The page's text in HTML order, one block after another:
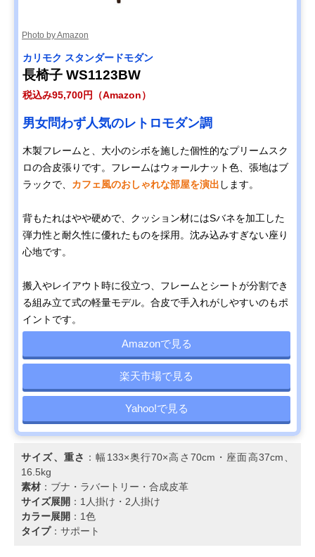
Amazonで見る
Amazonで見る
カリモク60 Kチェ
ア 2シーター 幅
Amazonで見る
Disney
COLLECTION ソ
U35100BK ミッキ
ーマウス
ミッキーマウスが
モチーフの可愛い
Amazonで見る
カリモク スタンダ
ソファ 幅182cm
ZU4922
包み込まれるよう
掛けロング
39.5cm、48kg
Amazonで見る
175cm UW1209
Amazonで見る
COLONIAL ソファ
YC6053
おしゃれで存在感
スタイル
幅204.5×奥行
38cm、48kg
カリモク スタンダ
ードモダン 2人掛
ソファ 幅176.5㎝
UW2002
生活スタイルにあ
わせてカスタムが
可能
高さ69cm・座高
カリモク スタンダ
ードモダン 3人掛
ソファ 幅198cm
自然なS字で首ま
で支えるハイバッ
クの背もたれ
さ93cm・座高
39cm、40kg
楽天市場で見る
ソファ 幅144cm
WC1002
ルスタイルを現代
Photo by Amazon
カリモク スタンダードモダン
長椅子 WS1123BW
税込み95,700円（Amazon）
男女問わず人気のレトロモダン調
木製フレームと、大小のシボを施した個性的なプリームスク
ロの合皮張りです。フレームはウォールナット色、張地はブ
ラックで、 カフェ風のおしゃれな部屋を演出 します。
背もたれはやや硬めで、クッション材にはSバネを加工した
弾力性と耐久性に優れたものを採用。沈み込みすぎない座り
心地です。
搬入やレイアウト時に役立つ、フレームとシートが分割でき
る組み立て式の軽量モデル。合皮で手入れがしやすいのもポ
イントです。
Amazonで見る
楽天市場で見る
Yahoo!で見る
サイズ、重さ ：幅133×奥行70×高さ70cm・座面高37cm、
16.5kg
素材 ：ブナ・ラバートリー・合成皮革
サイズ展開 ：1人掛け・2人掛け
カラー展開 ：1色
タイプ：サポート